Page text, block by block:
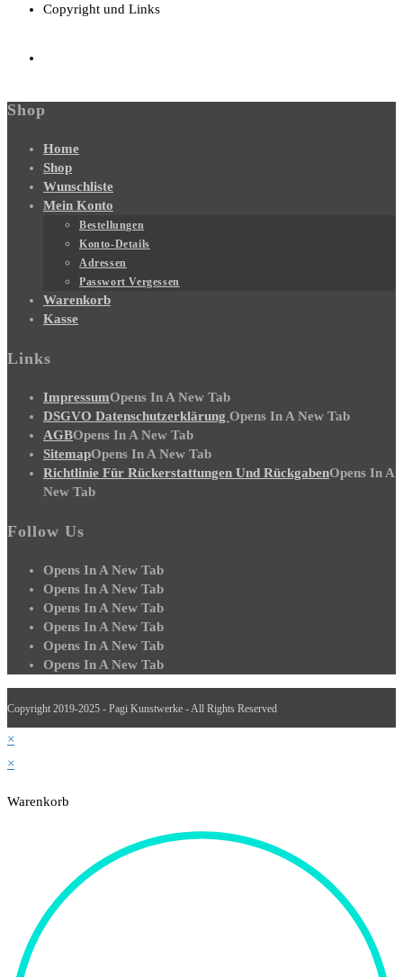
Copyright und Links
Shop
Home
Shop
Wunschliste
Mein Konto
Bestellungen
Konto-Details
Adressen
Passwort Vergessen
Warenkorb
Kasse
Links
ImpressumOpens In A New Tab
DSGVO Datenschutzerklärung Opens In A New Tab
AGBOpens In A New Tab
SitemapOpens In A New Tab
Richtlinie Für Rückerstattungen Und RückgabenOpens In A
New Tab
Follow Us
Opens In A New Tab
Opens In A New Tab
Opens In A New Tab
Opens In A New Tab
Opens In A New Tab
Opens In A New Tab
Copyright 2019-2025 - Pagi Kunstwerke - All Rights Reserved
×
×
Warenkorb